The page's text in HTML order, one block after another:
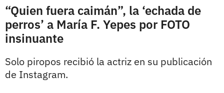
“Quien fuera caimán”, la ‘echada de
perros’ a María F. Yepes por FOTO
insinuante
Solo piropos recibió la actriz en su publicación
de Instagram.